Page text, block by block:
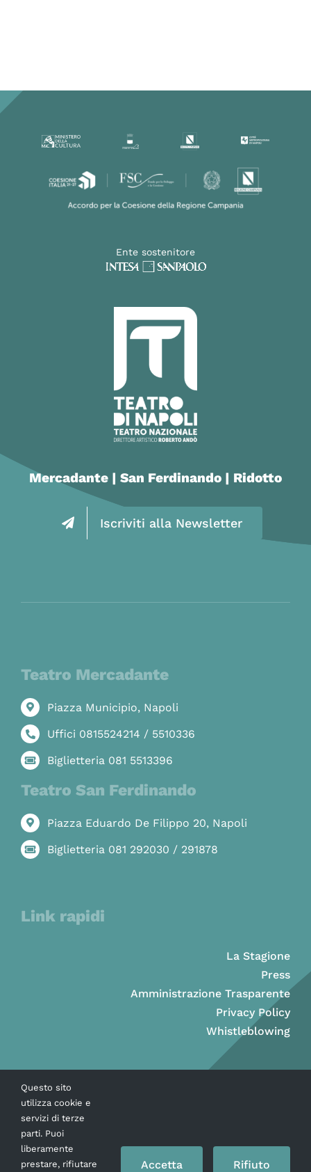
Ente sostenitore
Mercadante | San Ferdinando | Ridotto
Iscriviti alla Newsletter
Teatro Mercadante
Piazza Municipio, Napoli
Uffici 0815524214 / 5510336
Biglietteria 081 5513396
Teatro San Ferdinando
Piazza Eduardo De Filippo 20, Napoli
Biglietteria 081 292030 / 291878
Link rapidi
La Stagione
Press
Amministrazione Trasparente
Privacy Policy
Whistleblowing
Questo sito
utilizza cookie e
servizi di terze
parti. Puoi
liberamente
prestare, rifiutare
Accetta Rifiuto